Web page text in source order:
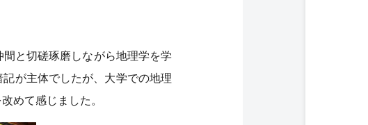
と切磋琢磨しながら地理学を学
が主体でしたが、大学での地理
めて感じました。